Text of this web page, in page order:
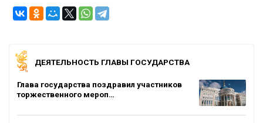
ДЕЯТЕЛЬНОСТЬ ГЛАВЫ ГОСУДАРСТВА
Глава государства поздравил участников
торжественного мероп…